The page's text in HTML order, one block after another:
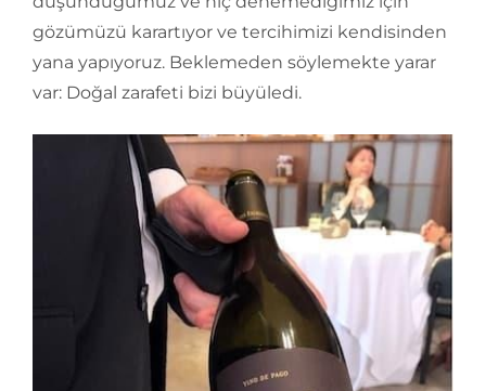
gözümüzü karartıyor ve tercihimizi kendisinden
yana yapıyoruz. Beklemeden söylemekte yarar
var: Doğal zarafeti bizi büyüledi.